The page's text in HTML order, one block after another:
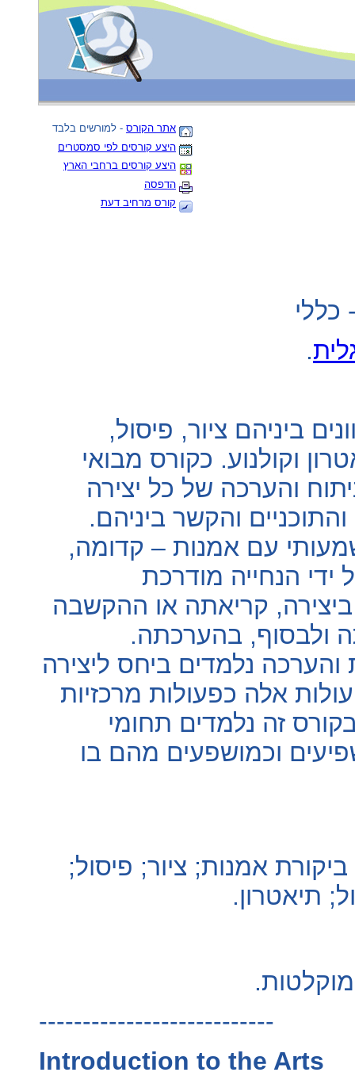
אתר הקורס- למורשים בלבד
היצע קורסים לפי סמסטרים
היצע קורסים ברחבי הארץ
הדפסה
קורס מרחיב דעת
כללי
.
ביניהם ציור, פיסול,
וקולנוע. כקורס מבואי
והערכה של כל יצירה
והקשר ביניהם.
עם אמנות – קדומה,
ידי הנחייה מודרכת
ביצירה, קריאתה או ההקשבה
ולבסוף, בהערכתה.
נלמדים ביחס ליצירה
אלה כפעולות מרכזיות
זה נלמדים תחומי
וכמושפעים מהם בו
אמנות; ציור; פיסול;
תיאטרון.
---------------------------
Introduction to the Arts